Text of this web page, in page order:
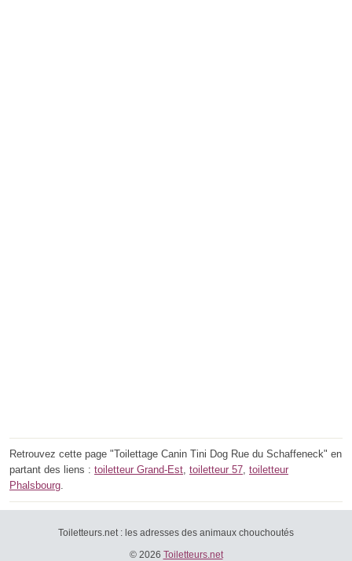
Retrouvez cette page "Toilettage Canin Tini Dog Rue du Schaffeneck" en
partant des liens : toiletteur Grand-Est, toiletteur 57, toiletteur
Phalsbourg.
Toiletteurs.net : les adresses des animaux chouchoutés
© 2026 Toiletteurs.net